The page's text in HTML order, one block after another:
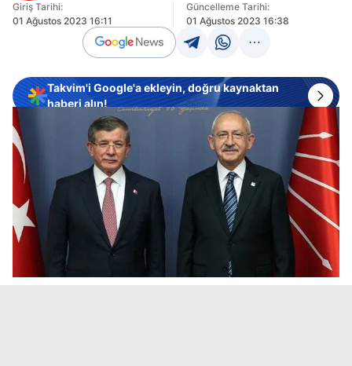
Giriş Tarihi:
01 Ağustos 2023 16:11
Güncelleme Tarihi:
01 Ağustos 2023 16:38
Takvim'i Google'a ekleyin, doğru kaynaktan
haberi alın!